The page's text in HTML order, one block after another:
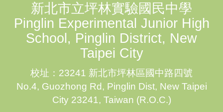
新北市立坪林實驗國民中學
Pinglin Experimental Junior High
School, Pinglin District, New
Taipei City
校址：23241 新北市坪林區國中路四號
No.4, Guozhong Rd, Pinglin Dist, New Taipei
City 23241, Taiwan (R.O.C.)